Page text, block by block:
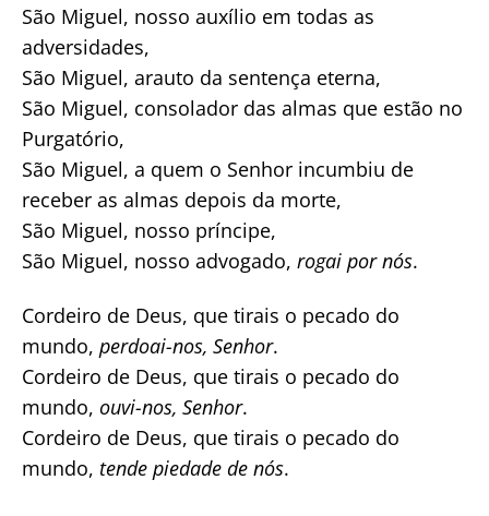
São Miguel, nosso auxílio em todas as
adversidades,
São Miguel, arauto da sentença eterna,
São Miguel, consolador das almas que estão no
Purgatório,
São Miguel, a quem o Senhor incumbiu de
receber as almas depois da morte,
São Miguel, nosso príncipe,
São Miguel, nosso advogado, rogai por nós.
Cordeiro de Deus, que tirais o pecado do
mundo, perdoai-nos, Senhor.
Cordeiro de Deus, que tirais o pecado do
mundo, ouvi-nos, Senhor.
Cordeiro de Deus, que tirais o pecado do
mundo, tende piedade de nós.